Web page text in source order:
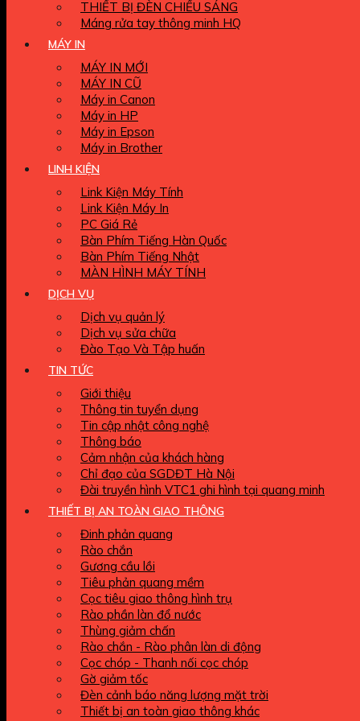
THIẾT BỊ ĐÈN CHIẾU SÁNG
Máng rửa tay thông minh HQ
MÁY IN
MÁY IN MỚI
MÁY IN CŨ
Máy in Canon
Máy in HP
Máy in Epson
Máy in Brother
LINH KIỆN
Link Kiện Máy Tính
Link Kiện Máy In
PC Giá Rẻ
Bàn Phím Tiếng Hàn Quốc
Bàn Phím Tiếng Nhật
MÀN HÌNH MÁY TÍNH
DỊCH VỤ
Dịch vụ quản lý
Dịch vụ sửa chữa
Đào Tạo Và Tập huấn
TIN TỨC
Giới thiệu
Thông tin tuyển dụng
Tin cập nhật công nghệ
Thông báo
Cảm nhận của khách hàng
Chỉ đạo của SGDĐT Hà Nội
Đài truyền hình VTC1 ghi hình tại quang minh
THIẾT BỊ AN TOÀN GIAO THÔNG
Đinh phản quang
Rào chắn
Gương cầu lồi
Tiêu phản quang mềm
Cọc tiêu giao thông hình trụ
Rào phần làn đổ nước
Thùng giảm chấn
Rào chắn - Rào phân làn di động
Cọc chóp - Thanh nối cọc chóp
Gờ giảm tốc
Đèn cảnh báo năng lượng mặt trời
Thiết bị an toàn giao thông khác